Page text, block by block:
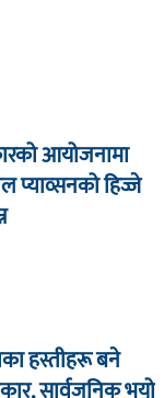
आयोजनामा
प्याव्सनको हिज्जे
हस्तीहरू बने